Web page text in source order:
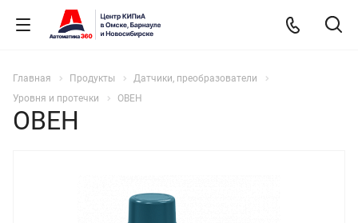
Главная Продукты
Датчики, преобразователи
Уровня и протечки
ОВЕН
ОВЕН